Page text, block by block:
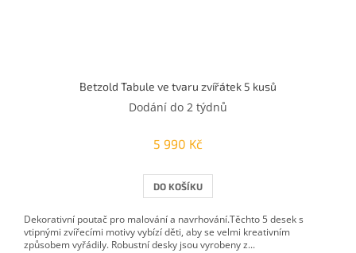
Betzold Tabule ve tvaru zvířátek 5 kusů
Dodání do 2 týdnů
5 990 Kč
DO KOŠÍKU
Dekorativní poutač pro malování a navrhování.Těchto 5 desek s
vtipnými zvířecími motivy vybízí děti, aby se velmi kreativním
způsobem vyřádily. Robustní desky jsou vyrobeny z...